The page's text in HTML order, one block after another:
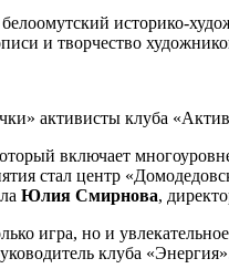
историко-
и творчество
активисты клуба
включает
стал центр
Юлия Смирнова,
игра, но и
клуба